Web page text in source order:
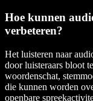
Hoe kunnen
verbeteren?
Het luisteren naar
door luisteraars bloot
woordenschat,
die kunnen worden
openbare